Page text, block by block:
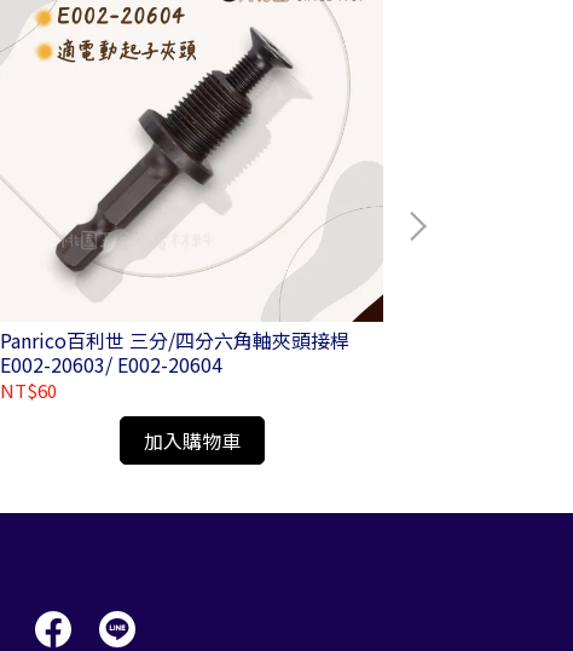
Panrico百利世 三分/四分六角軸夾頭接桿
E002-20603/ E002-20604
NT$60
加入購物車